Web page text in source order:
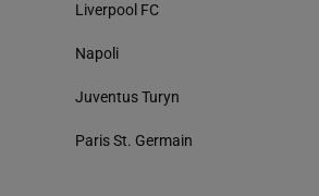
Liverpool FC
Napoli
Juventus Turyn
Paris St. Germain